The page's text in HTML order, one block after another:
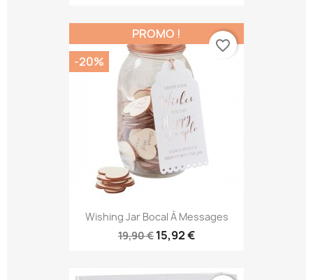
Wishing Jar Bocal À Messages
19,90 € 15,92 €
PROMO !
-20%
favorite_border